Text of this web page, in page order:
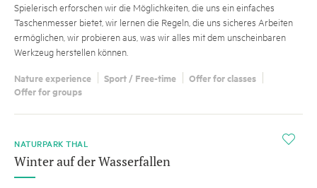
Spielerisch erforschen wir die Möglichkeiten, die uns ein einfaches
Taschenmesser bietet, wir lernen die Regeln, die uns sicheres Arbeiten
ermöglichen, wir probieren aus, was wir alles mit dem unscheinbaren
Werkzeug herstellen können.
Nature experience Sport / Free-time
Offer for classes
Offer for groups
i
NATURPARK THAL
Winter auf der Wasserfallen